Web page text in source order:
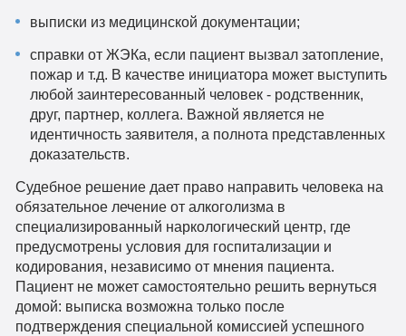
выписки из медицинской документации;
справки от ЖЭКа, если пациент вызвал затопление,
пожар и т.д. В качестве инициатора может выступить
любой заинтересованный человек - родственник,
друг, партнер, коллега. Важной является не
идентичность заявителя, а полнота представленных
доказательств.
Судебное решение дает право направить человека на
обязательное лечение от алкоголизма в
специализированный наркологический центр, где
предусмотрены условия для госпитализации и
кодирования, независимо от мнения пациента.
Пациент не может самостоятельно решить вернуться
домой: выписка возможна только после
подтверждения специальной комиссией успешного